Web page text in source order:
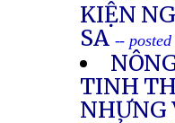
KIỆN
SA --
TINH
NHƯNG